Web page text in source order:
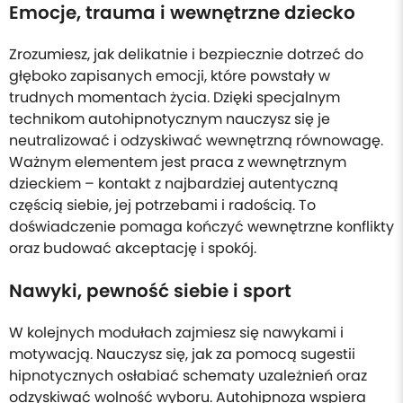
Emocje, trauma i wewnętrzne dziecko
Zrozumiesz, jak delikatnie i bezpiecznie dotrzeć do
głęboko zapisanych emocji, które powstały w
trudnych momentach życia. Dzięki specjalnym
technikom autohipnotycznym nauczysz się je
neutralizować i odzyskiwać wewnętrzną równowagę.
Ważnym elementem jest praca z wewnętrznym
dzieckiem – kontakt z najbardziej autentyczną
częścią siebie, jej potrzebami i radością. To
doświadczenie pomaga kończyć wewnętrzne konflikty
oraz budować akceptację i spokój.
Nawyki, pewność siebie i sport
W kolejnych modułach zajmiesz się nawykami i
motywacją. Nauczysz się, jak za pomocą sugestii
hipnotycznych osłabiać schematy uzależnień oraz
odzyskiwać wolność wyboru. Autohipnoza wspiera